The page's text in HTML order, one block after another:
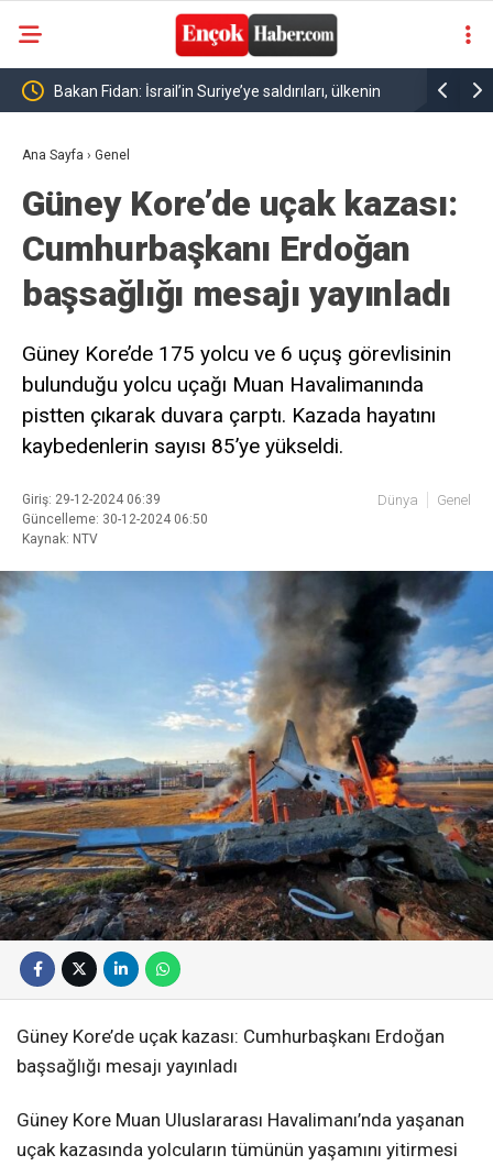
Bakan Fidan: İsrail’in Suriye’ye saldırıları, ülkenin Salah
Ana Sayfa › Genel
Güney Kore’de uçak kazası:
Cumhurbaşkanı Erdoğan
başsağlığı mesajı yayınladı
Güney Kore’de 175 yolcu ve 6 uçuş görevlisinin
bulunduğu yolcu uçağı Muan Havalimanında
pistten çıkarak duvara çarptı. Kazada hayatını
kaybedenlerin sayısı 85’ye yükseldi.
Giriş: 29-12-2024 06:39
Güncelleme: 30-12-2024 06:50
Kaynak: NTV
Dünya Genel
Güney Kore’de uçak kazası: Cumhurbaşkanı Erdoğan
başsağlığı mesajı yayınladı
Güney Kore Muan Uluslararası Havalimanı’nda yaşanan
uçak kazasında yolcuların tümünün yaşamını yitirmesi